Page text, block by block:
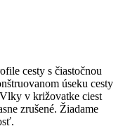
cesty s čiastočnou
úseku cesty
v križovatke ciest
zrušené. Žiadame